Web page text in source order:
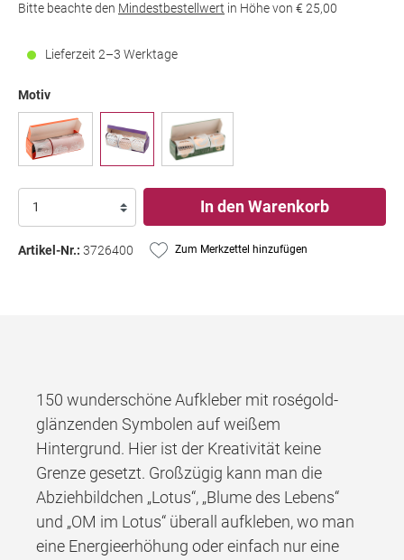
Bitte beachte den Mindestbestellwert in Höhe von € 25,00
Lieferzeit 2–3 Werktage
Motiv
In den Warenkorb
Artikel-Nr.: 3726400 Zum Merkzettel hinzufügen
150 wunderschöne Aufkleber mit roségold-
glänzenden Symbolen auf weißem
Hintergrund. Hier ist der Kreativität keine
Grenze gesetzt. Großzügig kann man die
Abziehbildchen „Lotus“, „Blume des Lebens“
und „OM im Lotus“ überall aufkleben, wo man
eine Energieerhöhung oder einfach nur eine